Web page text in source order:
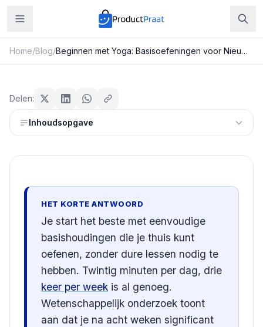
Home/Blog/ Beginnen met Yoga: Basisoefeningen voor Nieuwkomers
Beginnen met Yoga:
Basisoefeningen voor
Nieuwkomers
Redactie ProductPraat
Delen:
Inhoudsopgave
HET KORTE ANTWOORD
Je start het beste met eenvoudige
basishoudingen die je thuis kunt
oefenen, zonder dure lessen nodig te
hebben. Twintig minuten per dag, drie
keer per week is al genoeg.
Wetenschappelijk onderzoek toont
aan dat je na acht weken significant